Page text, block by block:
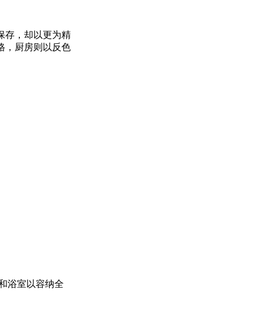
存，却以更为精
，厨房则以反色
浴室以容纳全